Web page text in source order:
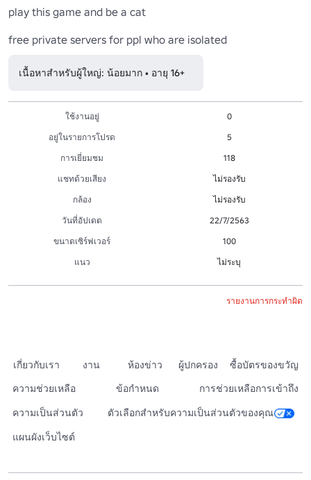
play this game and be a cat
free private servers for ppl who are isolated
เนื้อหาสำหรับผู้ใหญ่: น้อยมาก • อายุ 16+
ใช้งานอยู่
0
อยู่ในรายการโปรด
5
การเยี่ยมชม
118
แชทด้วยเสียง
ไม่รองรับ
กล้อง
ไม่รองรับ
วันที่อัปเดต
22/7/2563
ขนาดเซิร์ฟเวอร์
100
แนว
ไม่ระบุ
รายงานการกระทำผิด
เกี่ยวกับเรา งาน ห้องข่าว ผู้ปกครอง
ซื้อบัตรของขวัญ
ความช่วยเหลือ
ข้อกำหนด
การช่วยเหลือการเข้าถึง
ความเป็นส่วนตัว
ตัวเลือกสำหรับความเป็นส่วนตัวของคุณ
แผนผังเว็บไซต์